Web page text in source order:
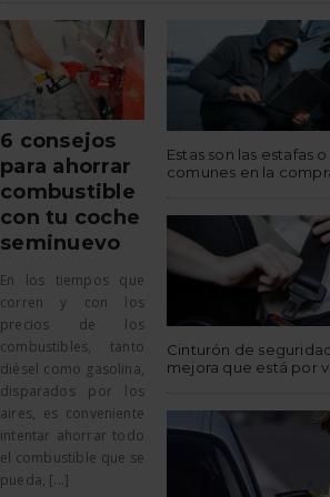
6 consejos
para ahorrar
combustible
con tu coche
seminuevo
En los tiempos que
corren y con los
precios de los
combustibles, tanto
diésel como gasolina,
disparados por los
aires, es conveniente
intentar ahorrar todo
el combustible que se
pueda, [...]
Estas son las estafas
comunes en la
Cinturón de
mejora que está por